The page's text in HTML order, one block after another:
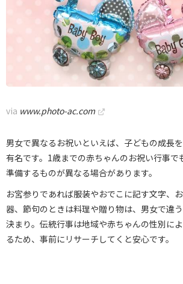
via www.photo-ac.com
男女で異なるお祝いといえば、子どもの成長
有名です。1歳までの赤ちゃんのお祝い行事で
準備するものが異なる場合があります。
お宮参りであれば服装やおでこに記す文字、
器、節句のときは料理や贈り物は、男女で違
決まり。伝統行事は地域や赤ちゃんの性別に
るため、事前にリサーチしてくと安心です。